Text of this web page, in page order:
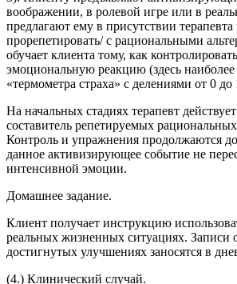
воображении, в ролевой игре или в
предлагают ему в присутствии
прорепетировать/ с рациональными
обучает клиента тому, как
эмоциональную реакцию (здесь наиболее
«термометра страха» с делениями от 0 до
На начальных стадиях терапевт
составитель репетируемых
Контроль и упражнения продолжаются
данное активизирующее событие не
интенсивной эмоции.
Домашнее задание.
Клиент получает инструкцию
реальных жизненных ситуациях. Записи
достигнутых улучшениях заносятся в
(4.) Клинический случай.